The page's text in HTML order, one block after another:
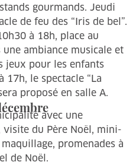
gourmands. Jeudi
de feu des “Iris de bel”.
à 18h, place au
ambiance musicale et
jeux pour les enfants
17h, le spectacle “La
proposé en salle A.
avec une
visite du Père Noël, mini-
promenades à
de Noël.